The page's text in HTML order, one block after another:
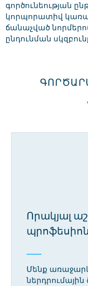
գործունեության
կորպորատիվ
ճանաչված
ընդունման
Որակյալ
Մենք
ներդրումային